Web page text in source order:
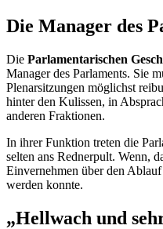
Die Manager des
Die Parlamentarischen
Manager des Parlaments. Sie
Plenarsitzungen möglichst
hinter den Kulissen, in
anderen Fraktionen.
In ihrer Funktion treten die
selten ans Rednerpult. Wenn,
Einvernehmen über den
werden konnte.
„Hellwach und